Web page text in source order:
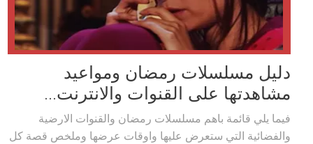
دليل مسلسلات رمضان ومواعيد
مشاهدتها على القنوات والانترنت...
فيما يلي قائمة باهم مسلسلات رمضان والقنوات الارضية
والفضائية التي ستعرض عليها واوقات عرضها وملخص قصة كل